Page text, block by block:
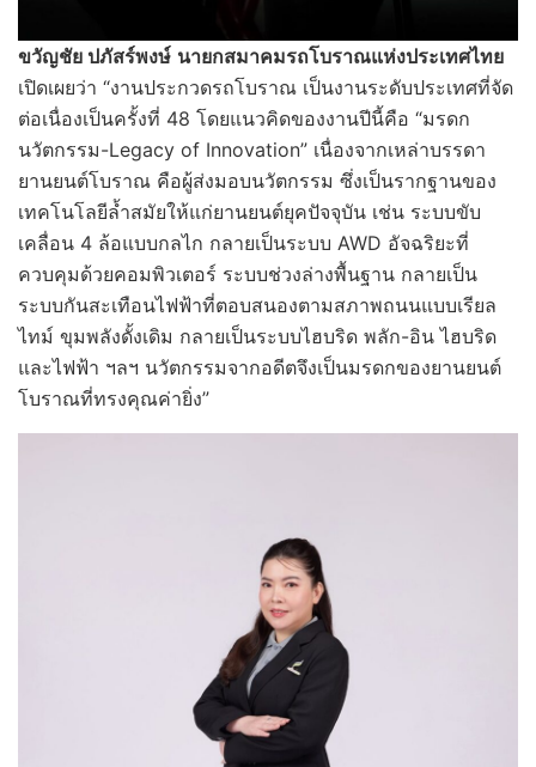
ขวัญชัย ปภัสร์พงษ์ นายกสมาคมรถโบราณแห่งประเทศไทย
เปิดเผยว่า “งานประกวดรถโบราณ เป็นงานระดับประเทศที่จัด
ต่อเนื่องเป็นครั้งที่ 48 โดยแนวคิดของงานปีนี้คือ “มรดก
นวัตกรรม-Legacy of Innovation” เนื่องจากเหล่าบรรดา
ยานยนต์โบราณ คือผู้ส่งมอบนวัตกรรม ซึ่งเป็นรากฐานของ
เทคโนโลยีล้ำสมัยให้แก่ยานยนต์ยุคปัจจุบัน เช่น ระบบขับ
เคลื่อน 4 ล้อแบบกลไก กลายเป็นระบบ AWD อัจฉริยะที่
ควบคุมด้วยคอมพิวเตอร์ ระบบช่วงล่างพื้นฐาน กลายเป็น
ระบบกันสะเทือนไฟฟ้าที่ตอบสนองตามสภาพถนนแบบเรียล
ไทม์ ขุมพลังดั้งเดิม กลายเป็นระบบไฮบริด พลัก-อิน ไฮบริด
และไฟฟ้า ฯลฯ นวัตกรรมจากอดีตจึงเป็นมรดกของยานยนต์
โบราณที่ทรงคุณค่ายิ่ง”